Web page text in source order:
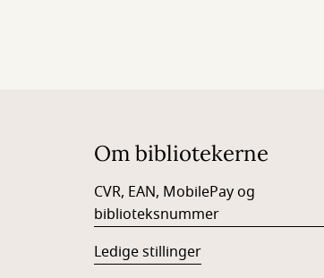
Om bibliotekerne
CVR, EAN, MobilePay og
biblioteksnummer
Ledige stillinger